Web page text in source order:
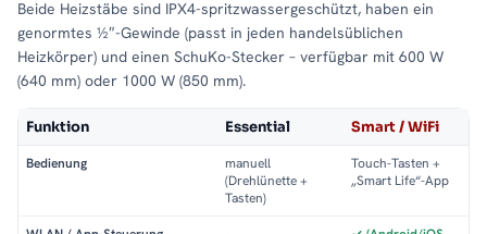
Beide Heizstäbe sind IPX4-spritzwassergeschützt, haben ein
genormtes ½″-Gewinde (passt in jeden handelsüblichen
Heizkörper) und einen SchuKo-Stecker – verfügbar mit 600 W
(640 mm) oder 1000 W (850 mm).
Funktion Essential Smart / WiFi
Bedienung
manuell
(Drehlünette +
Tasten)
Touch-Tasten +
„Smart Life“-App